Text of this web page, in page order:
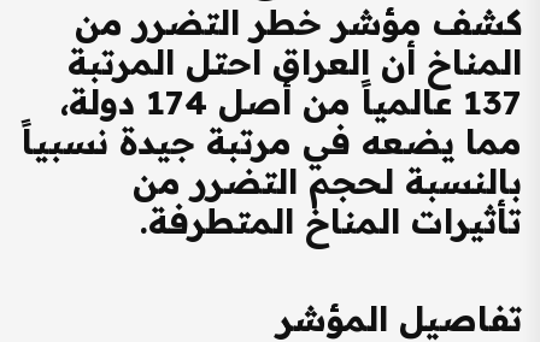
كشف مؤشر خطر التضرر من
المناخ أن العراق احتل المرتبة
137 عالمياً
من أصل 174 دولة،
مما يضعه في مرتبة جيدة نسبياً
بالنسبة لحجم التضرر من
تأثيرات المناخ المتطرفة.
تفاصيل المؤشر